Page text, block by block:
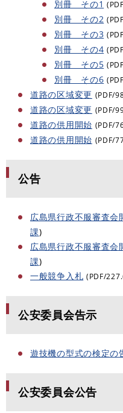
別冊 その1
別冊 その2
別冊 その3
別冊 その4
別冊 その5
別冊 その6
道路の区域変更 (PDF/
道路の区域変更 (PDF/
道路の供用開始 (PDF/
道路の供用開始 (PDF/
公告
広島県行政不服審査会
課)
広島県行政不服審査会
課)
一般競争入札 (PDF/
公安委員会告示
遊技機の型式の検定の
公安委員会公告